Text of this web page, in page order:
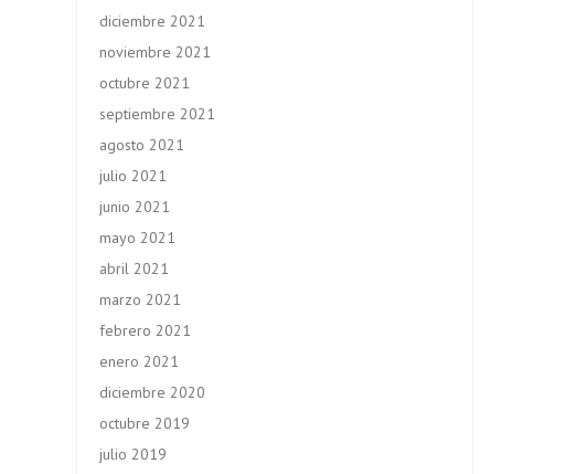
diciembre 2021
noviembre 2021
octubre 2021
septiembre 2021
agosto 2021
julio 2021
junio 2021
mayo 2021
abril 2021
marzo 2021
febrero 2021
enero 2021
diciembre 2020
octubre 2019
julio 2019